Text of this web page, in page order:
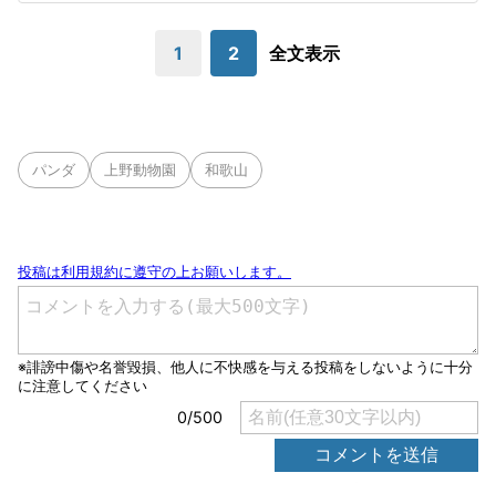
1 2 全文表示
パンダ 上野動物園 和歌山